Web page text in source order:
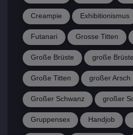
Creampie Exhibitionismus
Futanari Grosse Titten
Große Brüste große Brüste
Große Titten großer Arsch
Großer Schwanz großer
Gruppensex Handjob